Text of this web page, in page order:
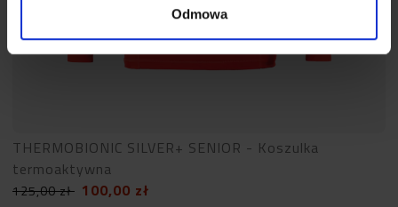
Odmowa
THERMOBIONIC SILVER+ SENIOR - Koszulka
termoaktywna
125,00zł 100,00 zł